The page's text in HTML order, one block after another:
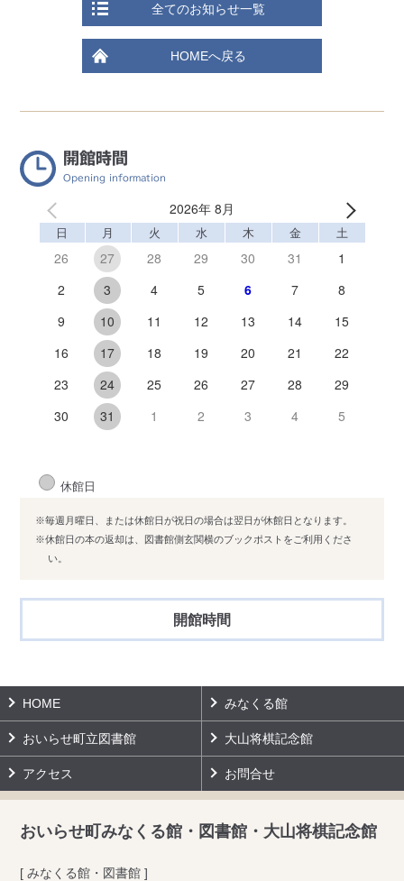
全てのお知らせ一覧
HOMEへ戻る
開館時間
Opening information
2026年 8月
日 月 火 水 木 金 土
26 27 28 29 30 31
1
2
3 4 5 6 7
8
9
10 11 12 13 14
15
16
17 18 19 20 21
22
23
24 25 26 27 28
29
30
31 1 2 3 4 5
休館日
※毎週月曜日、または休館日が祝日の場合は翌日が休館日となります。
※休館日の本の返却は、図書館側玄関横のブックポストをご利用くださ
い。
開館時間
HOME みなくる館
おいらせ町立図書館 大山将棋記念館
アクセス お問合せ
おいらせ町みなくる館・図書館・大山将棋記念館
[ みなくる館・図書館 ]